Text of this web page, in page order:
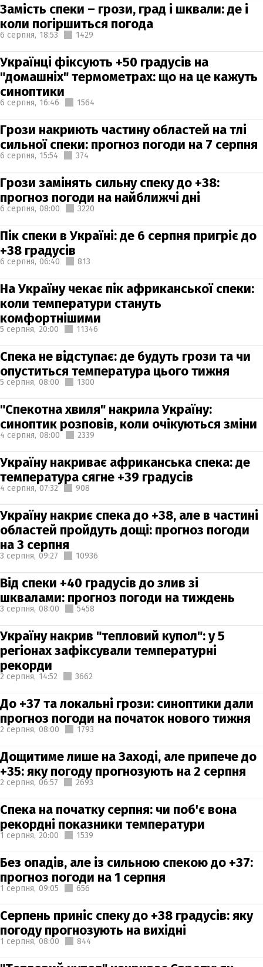
Замість спеки – грози, град і шквали: де і
коли погіршиться погода
6 серпня, 18:53 1429
Українці фіксують +50 градусів на
"домашніх" термометрах: що на це кажуть
синоптики
6 серпня, 16:46 1564
Грози накриють частину областей на тлі
сильної спеки: прогноз погоди на 7 серпня
6 серпня, 15:54 374
Грози замінять сильну спеку до +38:
прогноз погоди на найближчі дні
6 серпня, 08:00 3220
Пік спеки в Україні: де 6 серпня пригріє до
+38 градусів
6 серпня, 06:40 813
На Україну чекає пік африканської спеки:
коли температури стануть
комфортнішими
5 серпня, 20:00 11346
Спека не відступає: де будуть грози та чи
опуститься температура цього тижня
5 серпня, 08:00 1300
"Спекотна хвиля" накрила Україну:
синоптик розповів, коли очікуються зміни
4 серпня, 08:00 2339
Україну накриває африканська спека: де
температура сягне +39 градусів
4 серпня, 07:32 908
Україну накриє спека до +38, але в частині
областей пройдуть дощі: прогноз погоди
на 3 серпня
3 серпня, 09:27 10936
Від спеки +40 градусів до злив зі
шквалами: прогноз погоди на тиждень
3 серпня, 08:00 5458
Україну накрив "тепловий купол": у 5
регіонах зафіксували температурні
рекорди
2 серпня, 14:52 3662
До +37 та локальні грози: синоптики дали
прогноз погоди на початок нового тижня
2 серпня, 08:00 1793
Дощитиме лише на Заході, але припече до
+35: яку погоду прогнозують на 2 серпня
2 серпня, 06:57 2693
Спека на початку серпня: чи поб'є вона
рекордні показники температури
1 серпня, 20:00 1539
Без опадів, але із сильною спекою до +37:
прогноз погоди на 1 серпня
1 серпня, 09:05 656
Серпень приніс спеку до +38 градусів: яку
погоду прогнозують на вихідні
1 серпня, 08:00 844